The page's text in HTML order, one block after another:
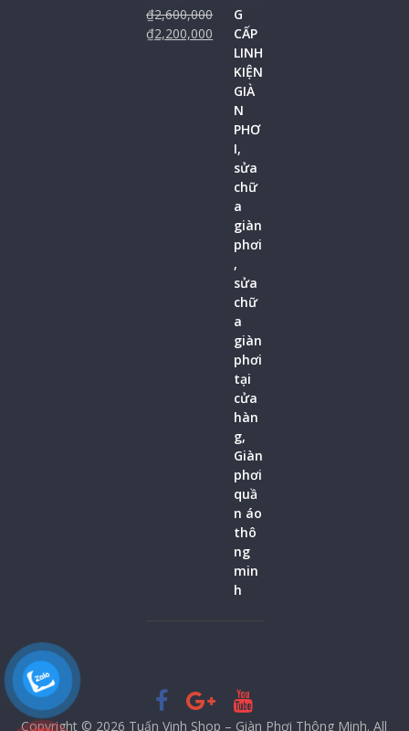
₫2,600,000
₫2,200,000
Copyright © 2026 Tuấn Vinh Shop – Giàn Phơi Thông Minh. All